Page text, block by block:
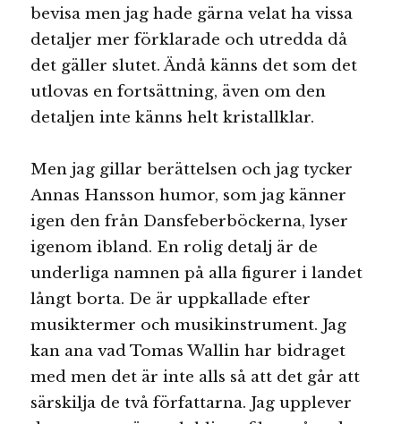
bevisa men jag hade gärna velat ha vissa
detaljer mer förklarade och utredda då
det gäller slutet. Ändå känns det som det
utlovas en fortsättning, även om den
detaljen inte känns helt kristallklar.
Men jag gillar berättelsen och jag tycker
Annas Hansson humor, som jag känner
igen den från Dansfeberböckerna, lyser
igenom ibland. En rolig detalj är de
underliga namnen på alla figurer i landet
långt borta. De är uppkallade efter
musiktermer och musikinstrument. Jag
kan ana vad Tomas Wallin har bidraget
med men det är inte alls så att det går att
särskilja de två författarna. Jag upplever